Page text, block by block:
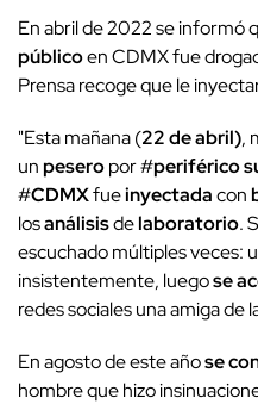
En abril de 2022 se informó
públicoen CDMX fue
Prensa recoge que le
"Esta mañana (22 de abril),
unpeseropor #periférico
#CDMXfueinyectadacon
losanálisisdelaboratorio.
escuchado múltiples veces:
insistentemente, luegose
redes sociales una amiga de
En agosto de este añose
hombre que hizo